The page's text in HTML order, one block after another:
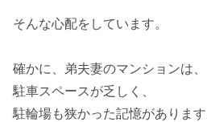
そんな心配をしています。
確かに、弟夫妻のマンションは、
駐車スペースが乏しく、
駐輪場も狭かった記憶があります